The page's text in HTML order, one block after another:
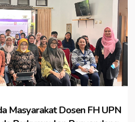
Masyarakat Dosen FH UPN